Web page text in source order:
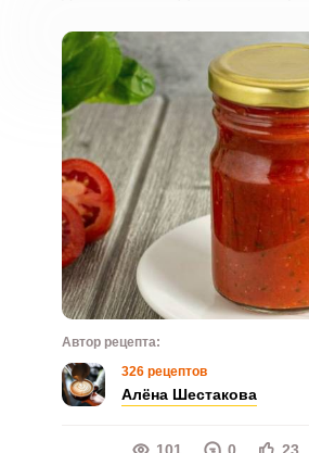
Автор рецепта:
326 рецептов
Алёна Шестакова